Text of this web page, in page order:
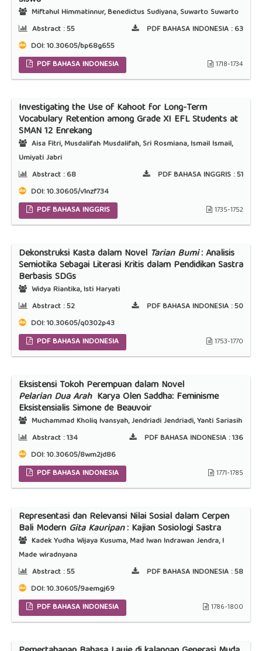
Miftahul Himmatinnur, Benedictus Sudiyana, Suwarto Suwarto
Abstract :55 PDF BAHASA INDONESIA :63
DOI:10.30605/bp68g655
PDF BAHASA INDONESIA
1718-1734
Investigating the Use of Kahoot for Long-Term
Vocabulary Retention among Grade XI EFL Students at
SMAN 12 Enrekang
Aisa Fitri, Musdalifah Musdalifah, Sri Rosmiana, Ismail Ismail,
Umiyati Jabri
Abstract :68 PDF BAHASA INGGRIS :51
DOI:10.30605/v1nzf734
PDF BAHASA INGGRIS
1735-1752
Dekonstruksi Kasta dalam Novel Tarian Bumi: Analisis
Semiotika Sebagai Literasi Kritis dalam Pendidikan Sastra
Berbasis SDGs
Widya Riantika, Isti Haryati
Abstract :52 PDF BAHASA INDONESIA :50
DOI:10.30605/q0302p43
PDF BAHASA INDONESIA
1753-1770
Eksistensi Tokoh Perempuan dalam Novel
Pelarian Dua Arah Karya Olen Saddha: Feminisme
Eksistensialis Simone de Beauvoir
Muchammad Kholiq Ivansyah, Jendriadi Jendriadi, Yanti Sariasih
Abstract :134 PDF BAHASA INDONESIA :136
DOI:10.30605/8wm2jd86
PDF BAHASA INDONESIA
1771-1785
Representasi dan Relevansi Nilai Sosial dalam Cerpen
Bali Modern Gita Kauripan: Kajian Sosiologi Sastra
Kadek Yudha Wijaya Kusuma, Mad Iwan Indrawan Jendra, I
Made wiradnyana
Abstract :55 PDF BAHASA INDONESIA :58
DOI:10.30605/9aemgj69
PDF BAHASA INDONESIA
1786-1800